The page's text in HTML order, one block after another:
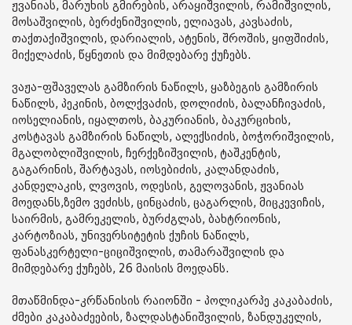
ჟვანიას, მარუხის გმირების, არაყიშვილის, რამიშვილის,
მოსაშვილის, ბერძენიშვილის, ელიავას, კავსაძის,
თაქთაქიშვილის, დარიალის, ატენის, შროშის, ყიფშიძის,
მიქელაძის, წყნეთის და მიმდებარე ქუჩებს.
ვაჟა-ფშაველას გამზირის ნაწილს, ყაზბეგის გამზირის
ნაწილს, პეკინის, ბოლქვაძის, დოლიძის, ბალანჩივაძის,
იოსელიანის, იყალთოს, ბაკურიანის, ბაკურციხის,
კოსტავას გამზირის ნაწილს, ალექსიძის, ბოჭორიშვილის,
მგალობლიშვილის, ჩერქეზიშვილის, ტაშკენტის,
გაგარინის, შარტავას, იოსებიძის, კალანდაძის,
კანდელაკის, ლვოვის, ოდესის, გელოვანის, ჟვანიას
მოედანს,ზემო ვეძისს, ცინცაძის, ცაგარლის, მიცკევიჩის,
საირმის, გამრეკელის, ბურძგლას, ბახტრიონის,
კარტოზიას, უნივერსიტეტის ქუჩის ნაწილს,
ფანასკერტელი-ციციშვილის, თამარაშვილის და
მიმდებარე ქუჩებს, 26 მაისის მოედანს.
მთაწმინდა-კრწანისის რაიონში - პოლიკარპე კაკაბაძის,
ძმები კაკაბაძეების, ზალდასტანიშვილის, ზანდუკელის,